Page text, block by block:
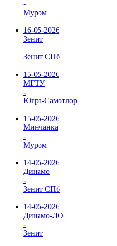
-
Муром
16-05-2026
Зенит
-
Зенит СПб
15-05-2026
МГТУ
-
Югра-Самотлор
15-05-2026
Минчанка
-
Муром
14-05-2026
Динамо
-
Зенит СПб
14-05-2026
Динамо-ЛО
-
Зенит